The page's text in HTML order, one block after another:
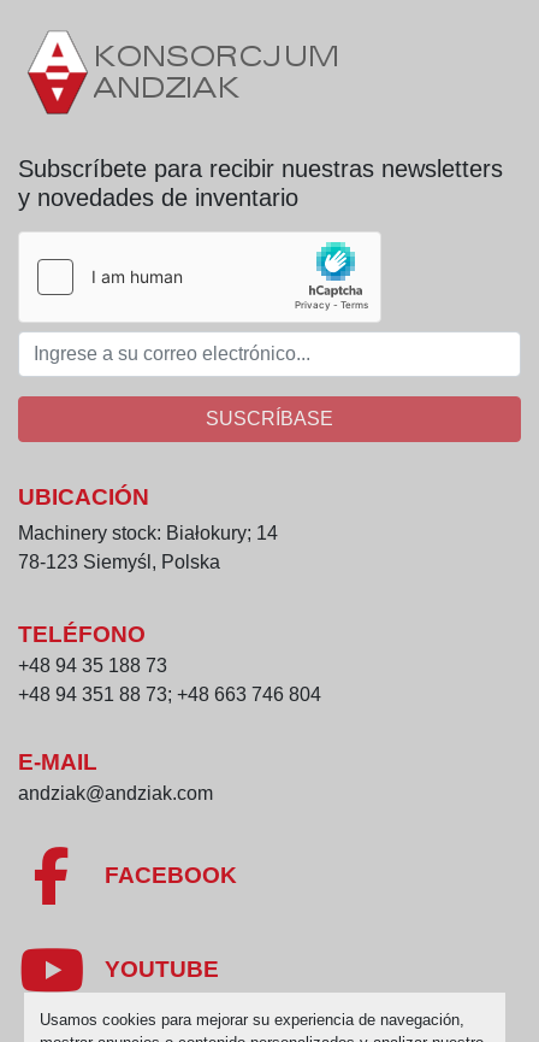
Usamos cookies para mejorar su experiencia de navegación,
Subscríbete para recibir nuestras newsletters
y novedades de inventario
SUSCRÍBASE
UBICACIÓN
Machinery stock: Białokury; 14
78-123 Siemyśl, Polska
TELÉFONO
+48 94 35 188 73
+48 94 351 88 73; +48 663 746 804
E-MAIL
andziak@andziak.com
FACEBOOK
YOUTUBE